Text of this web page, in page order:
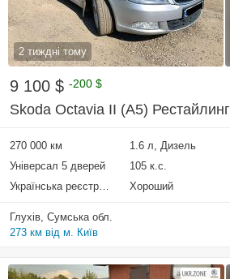
2 тиждні тому
9 100 $ -200 $
Skoda Octavia II (A5) Рестайлинг
270 000 км 1.6 л, Дизель
Універсал 5 дверей
105 к.с.
Українська реєстрація
Хороший
Глухів, Сумська обл.
273 км від м. Київ